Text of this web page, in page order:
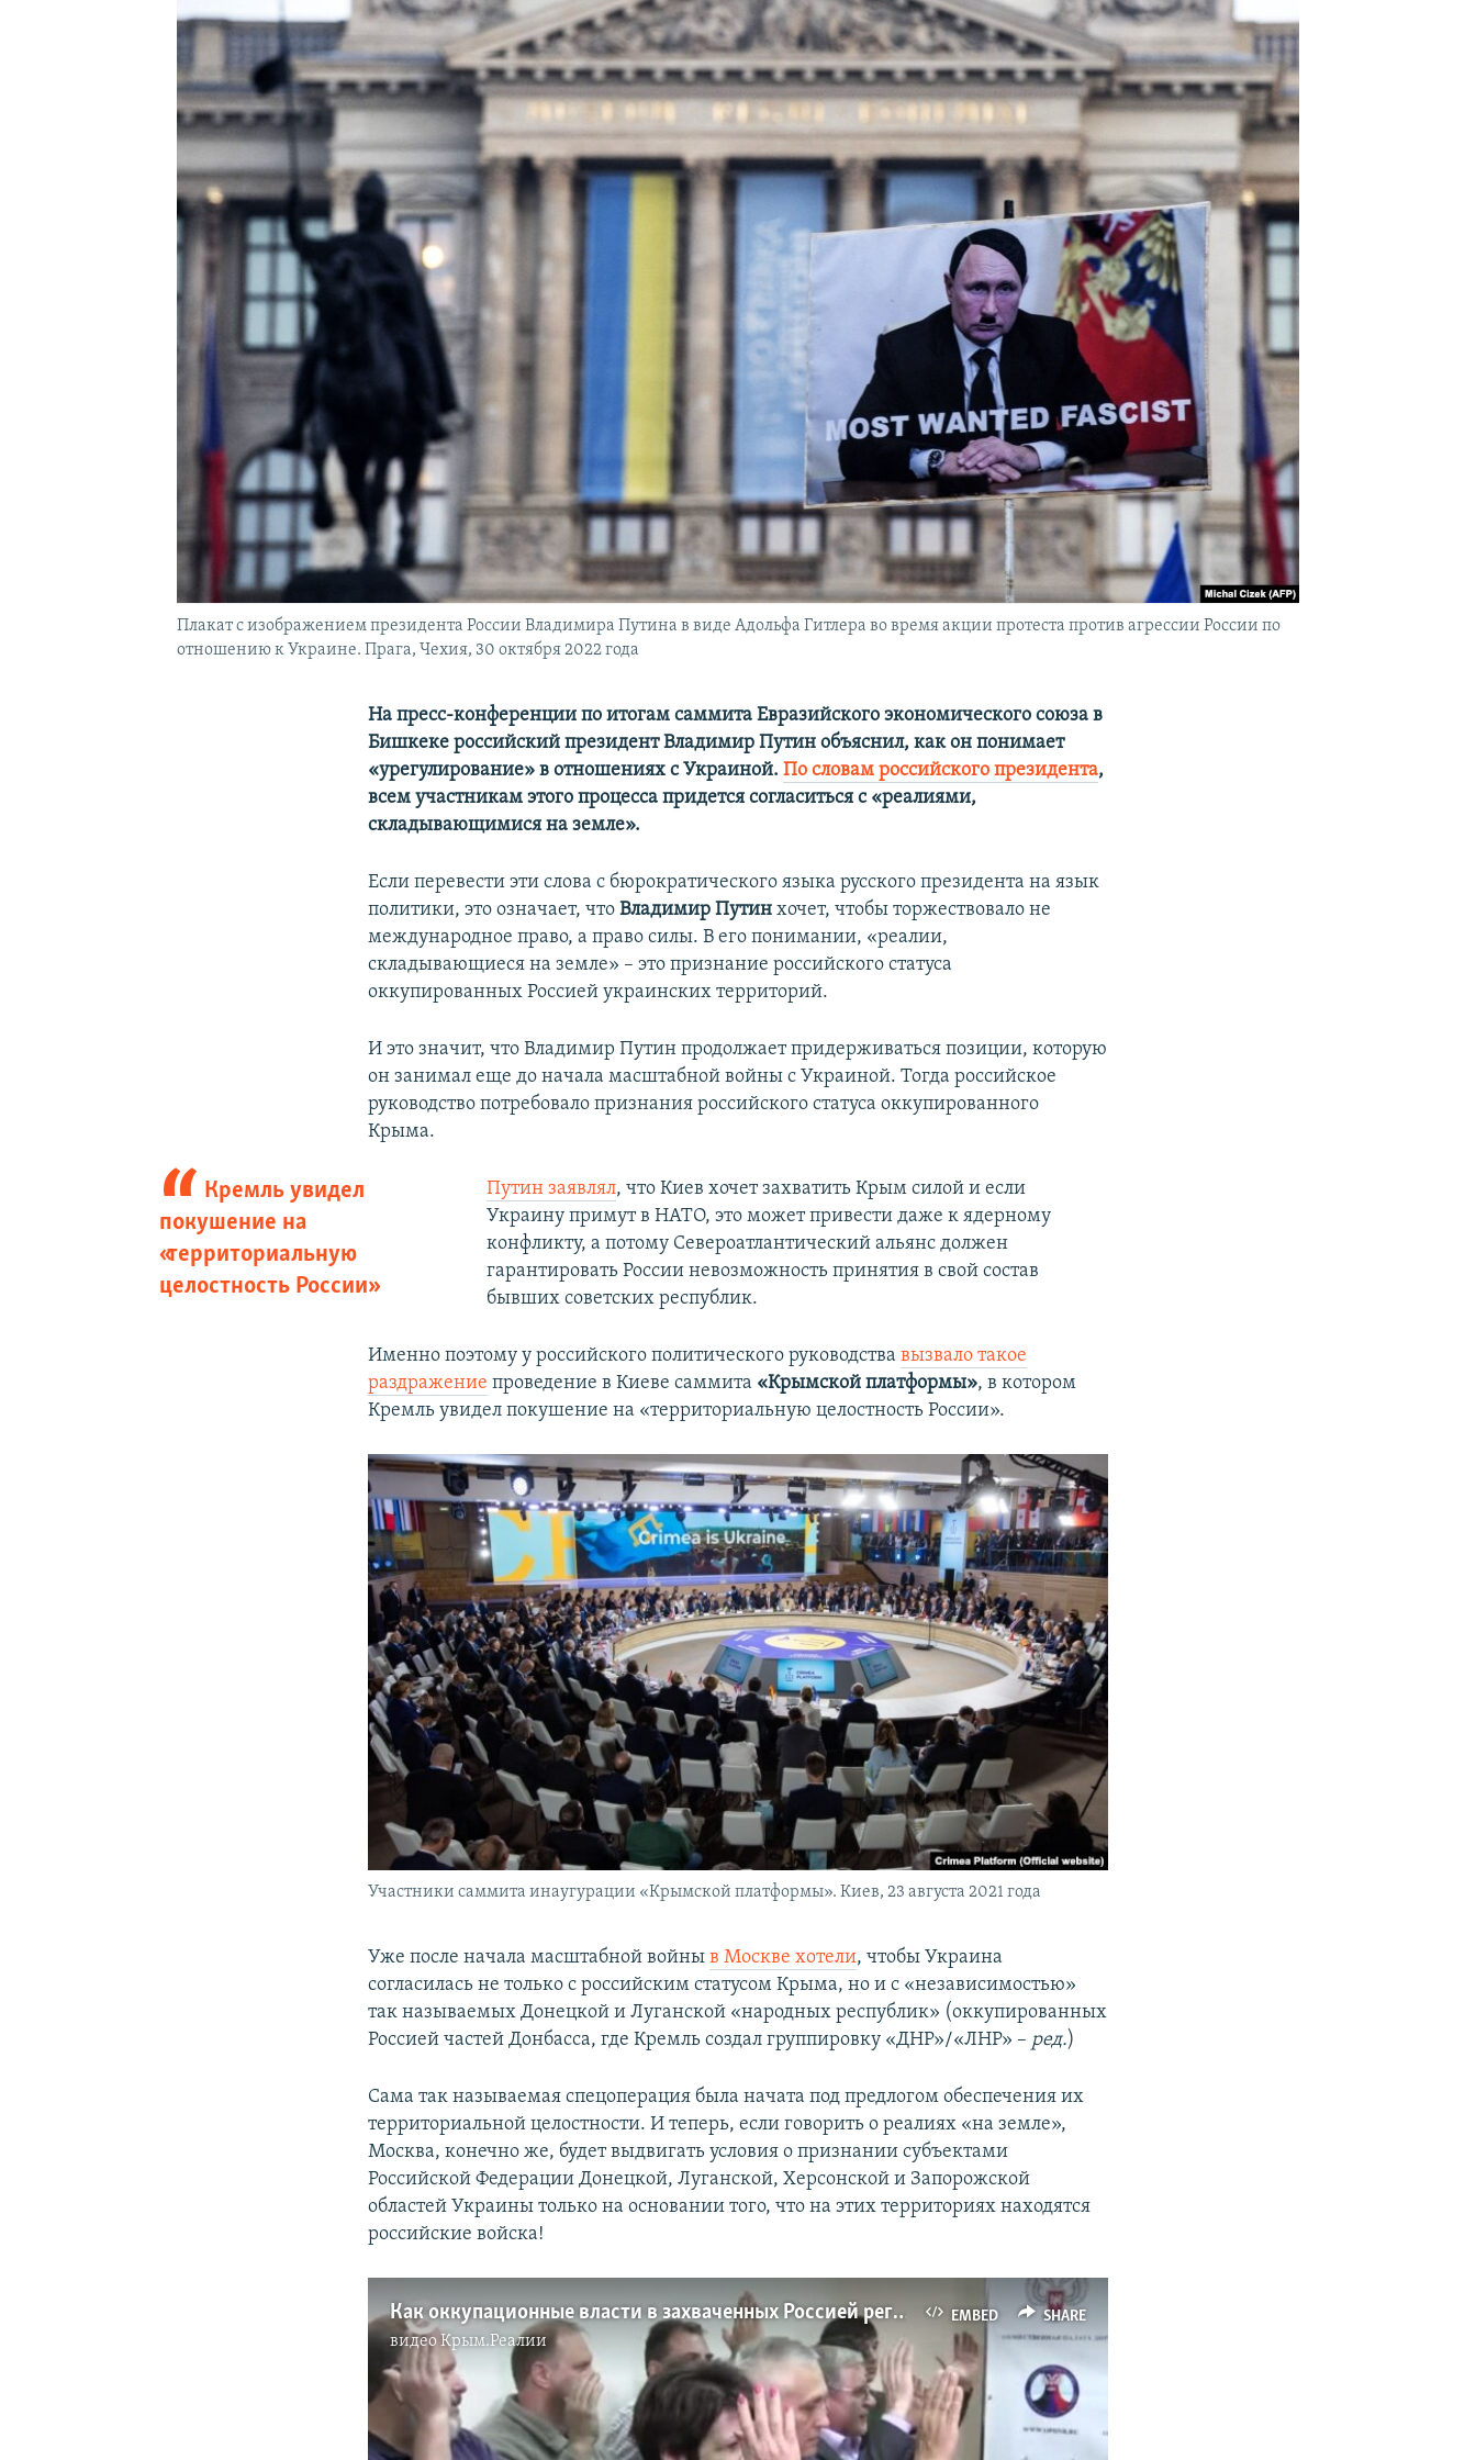
УКРАИНСКАЯ ПРОБЛЕМА КРЫМА
Плакат с изображением президента России Владимира Путина в виде Адольфа Гитлера во время акции протеста против агрессии России по
отношению к Украине. Прага, Чехия, 30 октября 2022 года
На пресс-конференции по итогам саммита Евразийского экономического союза в
Бишкеке российский президент Владимир Путин объяснил, как он понимает
«урегулирование» в отношениях с Украиной.По словам российского президента,
всем участникам этого процесса придется согласиться с «реалиями,
складывающимися на земле».
Если перевести эти слова с бюрократического языка русского президента на язык
политики, это означает, чтоВладимир Путин хочет, чтобы торжествовало не
международное право, а право силы. В его понимании, «реалии,
складывающиеся на земле» – это признание российского статуса
оккупированных Россией украинских территорий.
И это значит, что Владимир Путин продолжает придерживаться позиции, которую
он занимал еще до начала масштабной войны с Украиной. Тогда российское
руководство потребовало признания российского статуса оккупированного
Крыма.
Кремль увидел
покушение на
«территориальную
целостность России»
Путин заявлял, что Киев хочет захватить Крым силой и если
Украину примут в НАТО, это может привести даже к ядерному
конфликту, а потому Североатлантический альянс должен
гарантировать России невозможность принятия в свой состав
бывших советских республик.
Именно поэтому у российского политического руководствавызвало такое
раздражение проведение в Киеве саммита «Крымской платформы», в котором
Кремль увидел покушение на «территориальную целостность России».
Участники саммита инаугурации «Крымской платформы». Киев, 23 августа 2021 года
Уже после начала масштабной войныв Москве хотели, чтобы Украина
согласилась не только с российским статусом Крыма, но и с «независимостью»
так называемых Донецкой и Луганской «народных республик» (оккупированных
Россией частей Донбасса, где Кремль создал группировку «ДНР»/«ЛНР» – ред.)
Сама так называемая спецоперация была начата под предлогом обеспечения их
территориальной целостности. И теперь, если говорить о реалиях «на земле»,
Москва, конечно же, будет выдвигать условия о признании субъектами
Российской Федерации Донецкой, Луганской, Херсонской и Запорожской
областей Украины только на основании того, что на этих территориях находятся
российские войска!
EMBED SHARE
Как оккупационные власти в захваченных Россией регионах Украины принимали решения о так называемых референдумах о "присоединении" к РФ
видеоКрым.Реалии